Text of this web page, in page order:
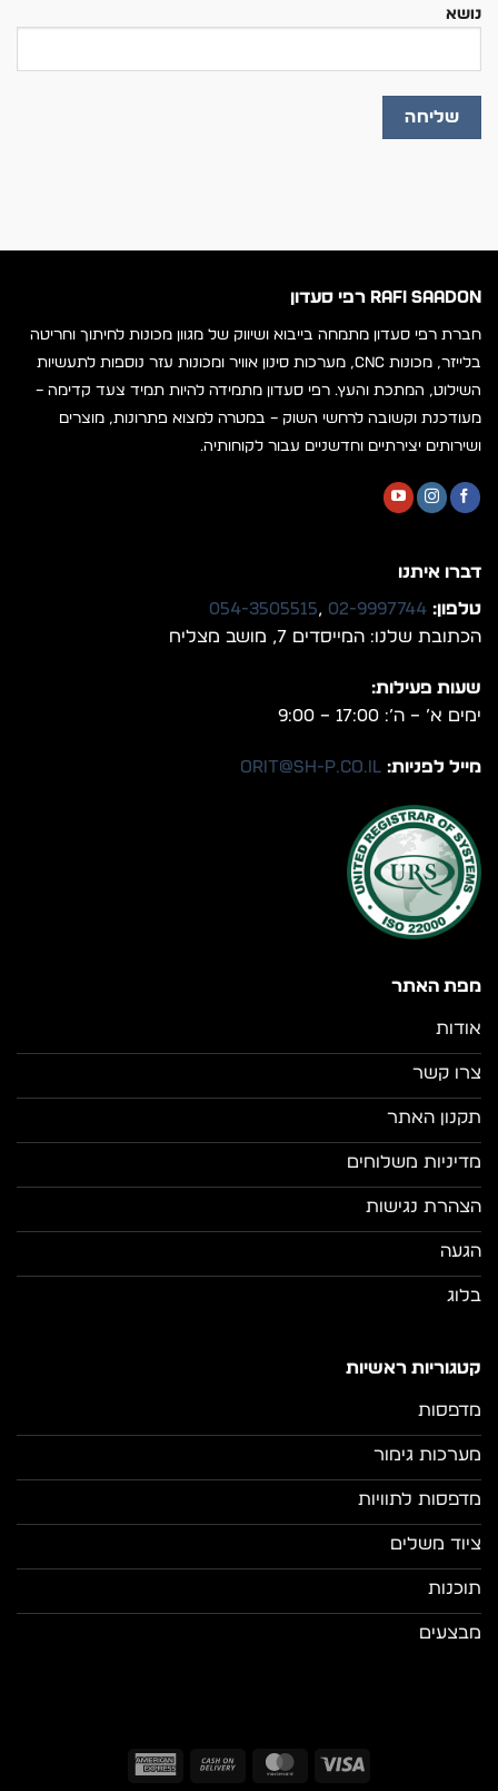
נושא
RAFI SAADON רפי סעדון
חברת רפי סעדון מתמחה בייבוא ושיווק של מגוון מכונות לחיתוך וחריטה
בלייזר, מכונות CNC, מערכות סינון אוויר ומכונות עזר נוספות לתעשיות
השילוט, המתכת והעץ. רפי סעדון מתמידה להיות תמיד צעד קדימה –
מעודכנת וקשובה לרחשי השוק – במטרה למצוא פתרונות, מוצרים
ושירותים יצירתיים וחדשניים עבור לקוחותיה.
מפת האתר
אודות
צרו קשר
תקנון האתר
מדיניות משלוחים
הצהרת נגישות
הגעה
בלוג
קטגוריות ראשיות
מדפסות
מערכות גימור
מדפסות לתוויות
ציוד משלים
תוכנות
מבצעים
דברו איתנו
טלפון: 02-9997744
,
054-3505515
הכתובת שלנו: המייסדים 7, מושב מצליח
שעות פעילות:
ימים א’ – ה’: 17:00 – 9:00
מייל לפניות: orit@sh-p.co.il
Visa
MasterCard
Cash